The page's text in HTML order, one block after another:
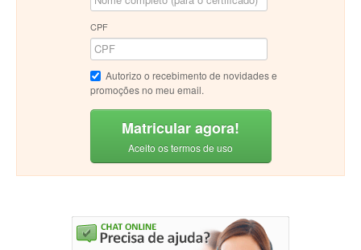
CPF
Autorizo o recebimento de novidades e
promoções no meu email.
Matricular agora!
Aceito os termos de uso